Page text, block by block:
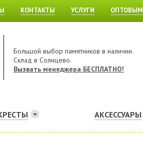
КОНТАКТЫ УСЛУГИ
Большой выбор памятников в наличии.
Склад в Солнцево.
Вызвать менеджера БЕСПЛАТНО!
АКСЕССУАРЫ